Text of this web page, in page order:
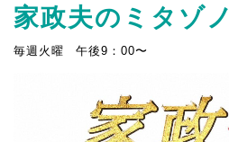
家政夫のミタゾノ
毎週火曜 午後9：00〜